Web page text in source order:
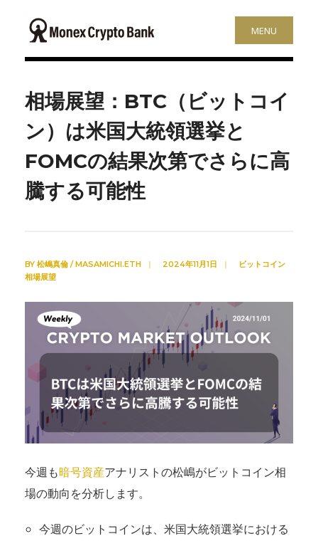
MENU
相場展望：BTC（ビットコイ
ン）は米国大統領選挙と
FOMCの結果次第でさらに高
騰する可能性
BY 松嶋真倫 / MASAMICHI.ETH | 2024年11月1日 |
ビットコイン
相場展望
今週も暗号資産アナリストの松嶋がビットコイン相
場の動向を分析します。
今週のビットコインは、米国大統領選挙における